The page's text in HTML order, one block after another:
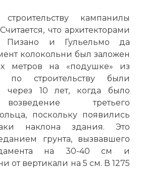
кампанилы
что архитекторами
Пизано и Гульельмо да
колокольни был заложен
метров на «подушке» из
по строительству были
через 10 лет, когда было
третьего
поскольку появились
наклона здания. Это
грунта, вызвавшего
на 30-40 см и
от вертикали на 5 см. В 1275